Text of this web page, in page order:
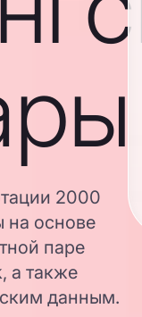
2000
на основе
паре
а также
данным.